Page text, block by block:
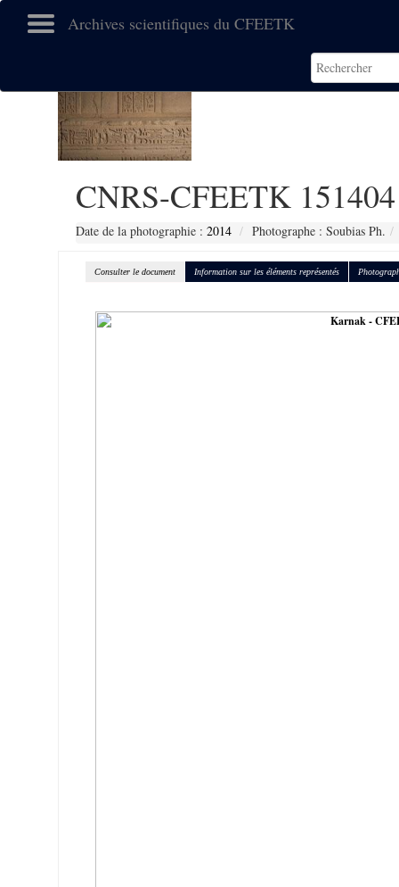
Archives scientifiques du CFEETK
CNRS-CFEETK 151404
Date de la photographie : 2014 Photographe : Soubias Ph.
Consulter le document Information sur les éléments représentés